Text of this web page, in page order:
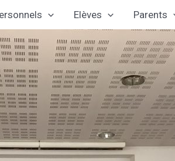
Elèves Parents